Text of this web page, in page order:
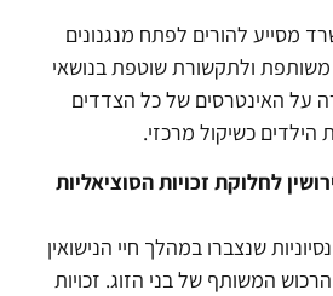
מסייע להורים לפתח מנגנונים
ולתקשורת שוטפת בנושאי
על האינטרסים של כל הצדדים
כשיקול מרכזי.
לחלוקת זכויות הסוציאליות
שנצברו במהלך חיי הנישואין
המשותף של בני הזוג. זכויות